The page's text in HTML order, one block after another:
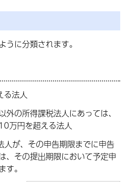
うに分類されます。
る法人
の所得課税法人にあっては、
万円を超える法人
人が、その申告期限までに申告
、その提出期限において予定申
。